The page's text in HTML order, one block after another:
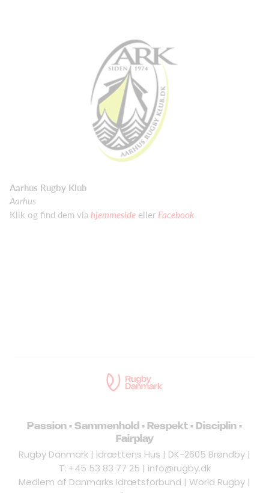
Aarhus Rugby Klub
Aarhus
Klik og find dem via hjemmeside eller Facebook
Passion • Sammenhold • Respekt • Disciplin •
Fairplay
Rugby Danmark | Idrættens Hus | DK-2605 Brøndby |
T: +45 53 83 77 25 | info@rugby.dk
Medlem af Danmarks Idrætsforbund | World Rugby |